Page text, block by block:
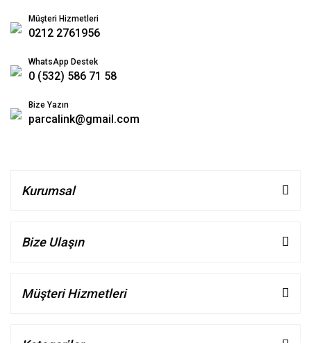
Müşteri Hizmetleri
0212 2761956
WhatsApp Destek
0 (532) 586 71 58
Bize Yazın
parcalink@gmail.com
Kurumsal
Bize Ulaşın
Müşteri Hizmetleri